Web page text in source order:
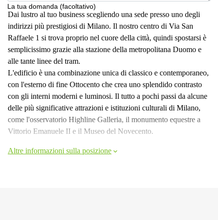
Affitto
Centers
a Como
La tua domanda (facoltativo)
Dai lustro al tuo business scegliendo una sede presso uno degli
indirizzi più prestigiosi di Milano. Il nostro centro di Via San
Raffaele 1 si trova proprio nel cuore della città, quindi spostarsi è
semplicissimo grazie alla stazione della metropolitana Duomo e
alle tante linee del tram.
L'edificio è una combinazione unica di classico e contemporaneo,
con l'esterno di fine Ottocento che crea uno splendido contrasto
con gli interni moderni e luminosi. Il tutto a pochi passi da alcune
delle più significative attrazioni e istituzioni culturali di Milano,
come l'osservatorio Highline Galleria, il monumento equestre a
Vittorio Emanuele II e il Museo del Novecento.
Altre informazioni sulla posizione